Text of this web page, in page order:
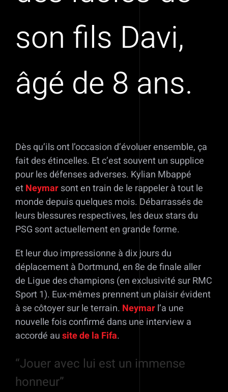
son fils Davi,
âgé de 8 ans.
Dès qu’ils ont l’occasion d’évoluer ensemble, ça
fait des étincelles. Et c’est souvent un supplice
pour les défenses adverses. Kylian Mbappé
etNeymarsont en train de le rappeler à tout le
monde depuis quelques mois. Débarrassés de
leurs blessures respectives, les deux stars du
PSG sont actuellement en grande forme.
Et leur duo impressionne à dix jours du
déplacement à Dortmund, en 8e de finale aller
de Ligue des champions (en exclusivité sur RMC
Sport 1). Eux-mêmes prennent un plaisir évident
à se côtoyer sur le terrain. Neymarl’a une
nouvelle fois confirmé dans une interview a
accordé ausite de la Fifa.
“Jouer avec lui est un immense
honneur”